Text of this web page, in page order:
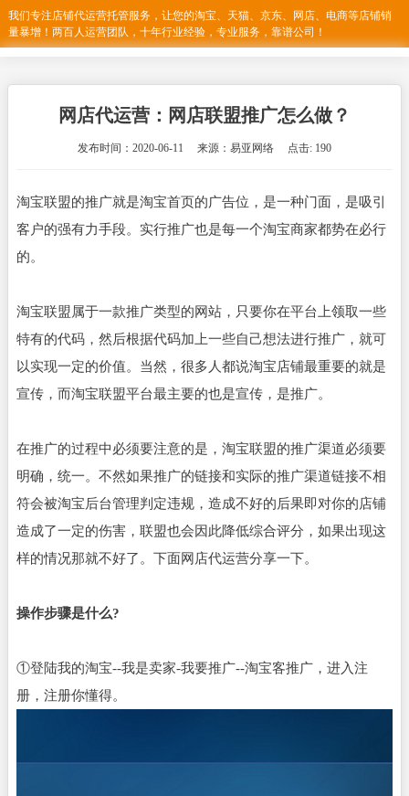
我们专注店铺代运营托管服务，让您的淘宝、天猫、京东、网店、电商等店铺销
量暴增！两百人运营团队，十年行业经验，专业服务，靠谱公司！
网店代运营：网店联盟推广怎么做？
发布时间：2020-06-11 来源：易亚网络 点击: 190
淘宝联盟的推广就是淘宝首页的广告位，是一种门面，是吸引
客户的强有力手段。实行推广也是每一个淘宝商家都势在必行
的。
淘宝联盟属于一款推广类型的网站，只要你在平台上领取一些
特有的代码，然后根据代码加上一些自己想法进行推广，就可
以实现一定的价值。当然，很多人都说淘宝店铺最重要的就是
宣传，而淘宝联盟平台最主要的也是宣传，是推广。
在推广的过程中必须要注意的是，淘宝联盟的推广渠道必须要
明确，统一。不然如果推广的链接和实际的推广渠道链接不相
符会被淘宝后台管理判定违规，造成不好的后果即对你的店铺
造成了一定的伤害，联盟也会因此降低综合评分，如果出现这
样的情况那就不好了。下面网店代运营分享一下。
操作步骤是什么?
①登陆我的淘宝--我是卖家-我要推广--淘宝客推广，进入注
册，注册你懂得。